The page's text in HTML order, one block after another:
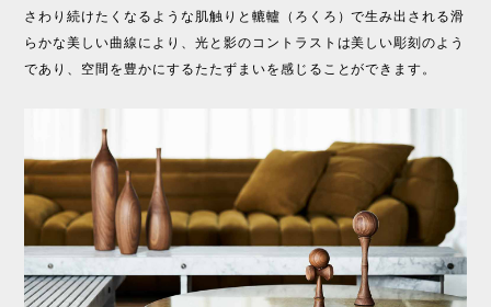
さわり続けたくなるような肌触りと轆轤（ろくろ）で生み出される滑
らかな美しい曲線により、光と影のコントラストは美しい彫刻のよう
であり、空間を豊かにするたたずまいを感じることができます。